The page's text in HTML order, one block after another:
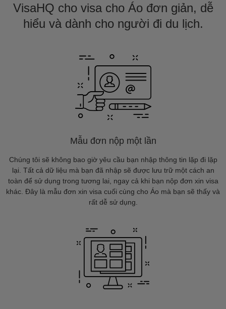
VisaHQ cho visa cho Áo đơn giản, dễ
hiểu và dành cho người đi du lịch.
Mẫu đơn nộp một lần
Chúng tôi sẽ không bao giờ yêu cầu bạn nhập thông tin lặp đi lặp
lại. Tất cả dữ liệu mà bạn đã nhập sẽ được lưu trữ một cách an
toàn để sử dụng trong tương lai, ngay cả khi bạn nộp đơn xin visa
khác. Đây là mẫu đơn xin visa cuối cùng cho Áo mà bạn sẽ thấy và
rất dễ sử dụng.